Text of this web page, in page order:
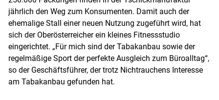
jährlich den Weg zum Konsumenten. Damit auch der
ehemalige Stall einer neuen Nutzung zugeführt wird, hat
sich der Oberösterreicher ein kleines Fitnessstudio
eingerichtet. „Für mich sind der Tabakanbau sowie der
regelmäßige Sport der perfekte Ausgleich zum Büroalltag“,
so der Geschäftsführer, der trotz Nichtrauchens Interesse
am Tabakanbau gefunden hat.